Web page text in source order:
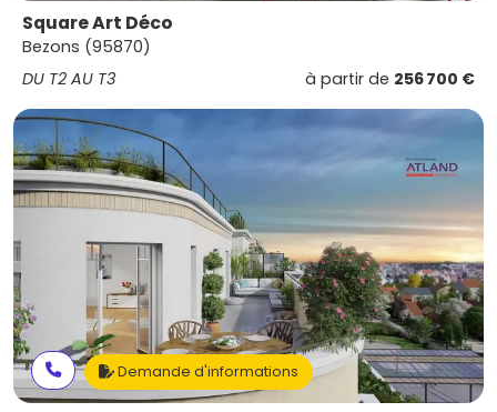
Square Art Déco
Bezons (95870)
DU T2 AU T3
à partir de 256 700 €
Demande d'informations